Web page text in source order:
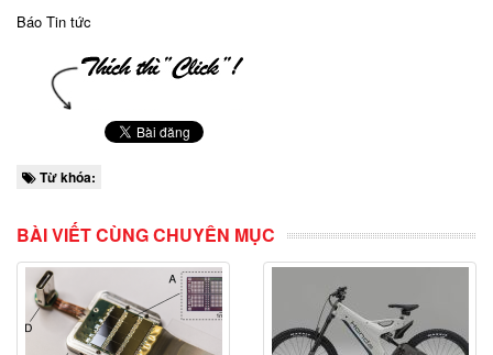
Báo Tin tức
Từ khóa:
BÀI VIẾT CÙNG CHUYÊN MỤC